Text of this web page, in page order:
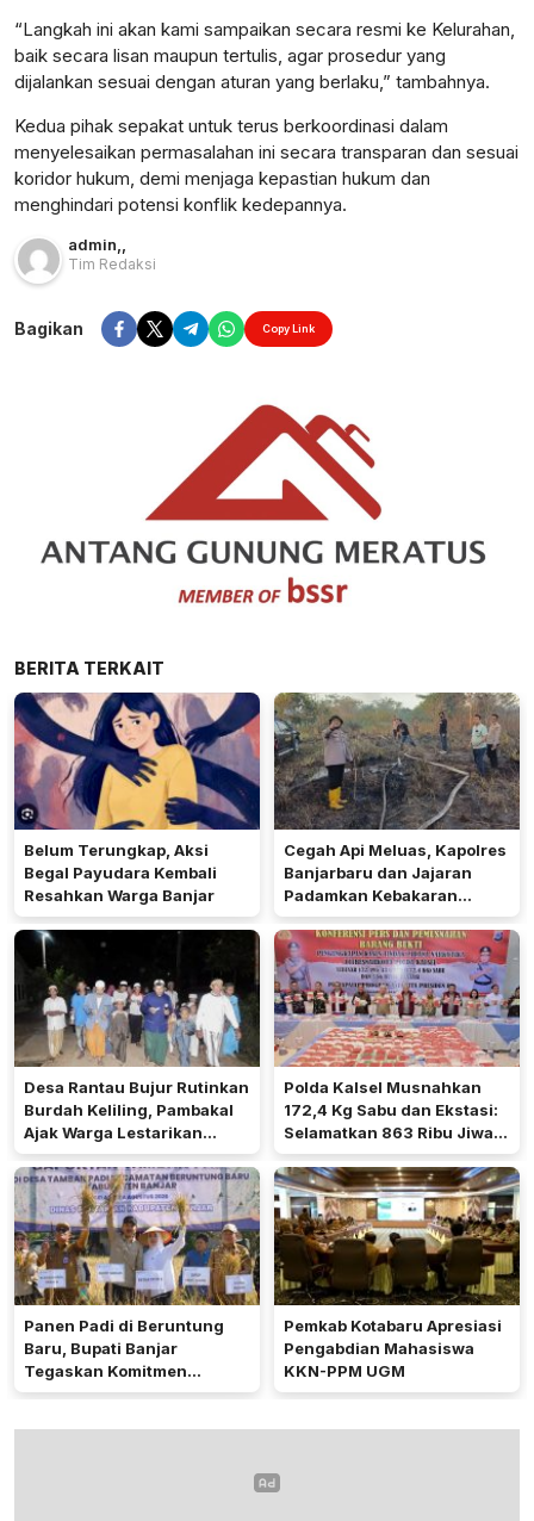
“Langkah ini akan kami sampaikan secara resmi ke Kelurahan,
baik secara lisan maupun tertulis, agar prosedur yang
dijalankan sesuai dengan aturan yang berlaku,” tambahnya.
Kedua pihak sepakat untuk terus berkoordinasi dalam
menyelesaikan permasalahan ini secara transparan dan sesuai
koridor hukum, demi menjaga kepastian hukum dan
menghindari potensi konflik kedepannya.
admin
Tim Redaksi
Bagikan Copy Link
BERITA TERKAIT
Belum Terungkap, Aksi
Begal Payudara Kembali
Resahkan Warga Banjar
Cegah Api Meluas, Kapolres
Banjarbaru dan Jajaran
Padamkan Kebakaran
Lahan
Desa Rantau Bujur Rutinkan
Burdah Keliling, Pambakal
Ajak Warga Lestarikan
Tradisi Keagamaan
Polda Kalsel Musnahkan
172,4 Kg Sabu dan Ekstasi:
Selamatkan 863 Ribu Jiwa
dan Hemat Biaya Rehab Rp.
4,3 Triliun
Panen Padi di Beruntung
Baru, Bupati Banjar
Tegaskan Komitmen
Dukung Ketahanan Pangan
Pemkab Kotabaru Apresiasi
Pengabdian Mahasiswa
KKN-PPM UGM